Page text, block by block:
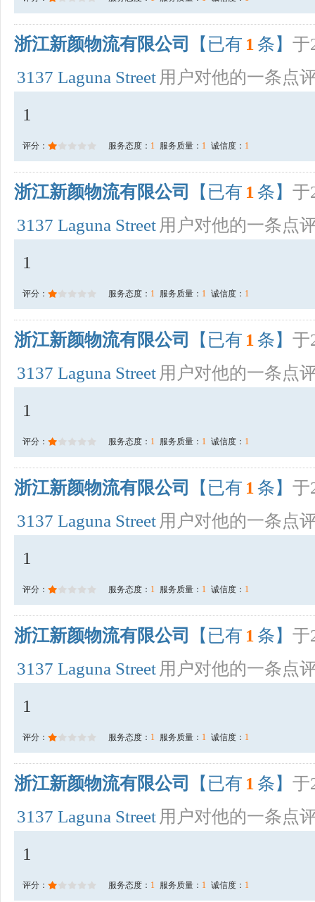
浙江新颜物流有限公司 【已有 1 条】 于
3137 Laguna Street 用户对他的一条点
1
评分： 服务态度： 1 服务质量： 1 诚信度： 1
浙江新颜物流有限公司 【已有 1 条】 于
3137 Laguna Street 用户对他的一条点
1
评分： 服务态度： 1 服务质量： 1 诚信度： 1
浙江新颜物流有限公司 【已有 1 条】 于
3137 Laguna Street 用户对他的一条点
1
评分： 服务态度： 1 服务质量： 1 诚信度： 1
浙江新颜物流有限公司 【已有 1 条】 于
3137 Laguna Street 用户对他的一条点
1
评分： 服务态度： 1 服务质量： 1 诚信度： 1
浙江新颜物流有限公司 【已有 1 条】 于
3137 Laguna Street 用户对他的一条点
1
评分： 服务态度： 1 服务质量： 1 诚信度： 1
浙江新颜物流有限公司 【已有 1 条】 于
3137 Laguna Street 用户对他的一条点
1
评分： 服务态度： 1 服务质量： 1 诚信度： 1